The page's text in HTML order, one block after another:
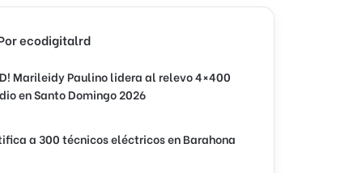
ecodigitalrd
Marileidy Paulino lidera al relevo 4×400
en Santo Domingo 2026
a 300 técnicos eléctricos en Barahona